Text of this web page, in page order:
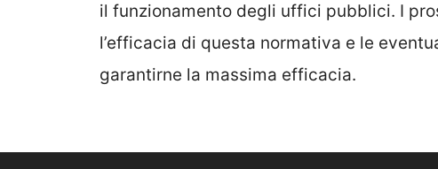
il funzionamento degli uffici pubblici. I
l’efficacia di questa normativa e le
garantirne la massima efficacia.